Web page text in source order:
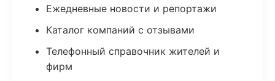
Ежедневные новости и репортажи
Каталог компаний с отзывами
Телефонный справочник жителей и
фирм